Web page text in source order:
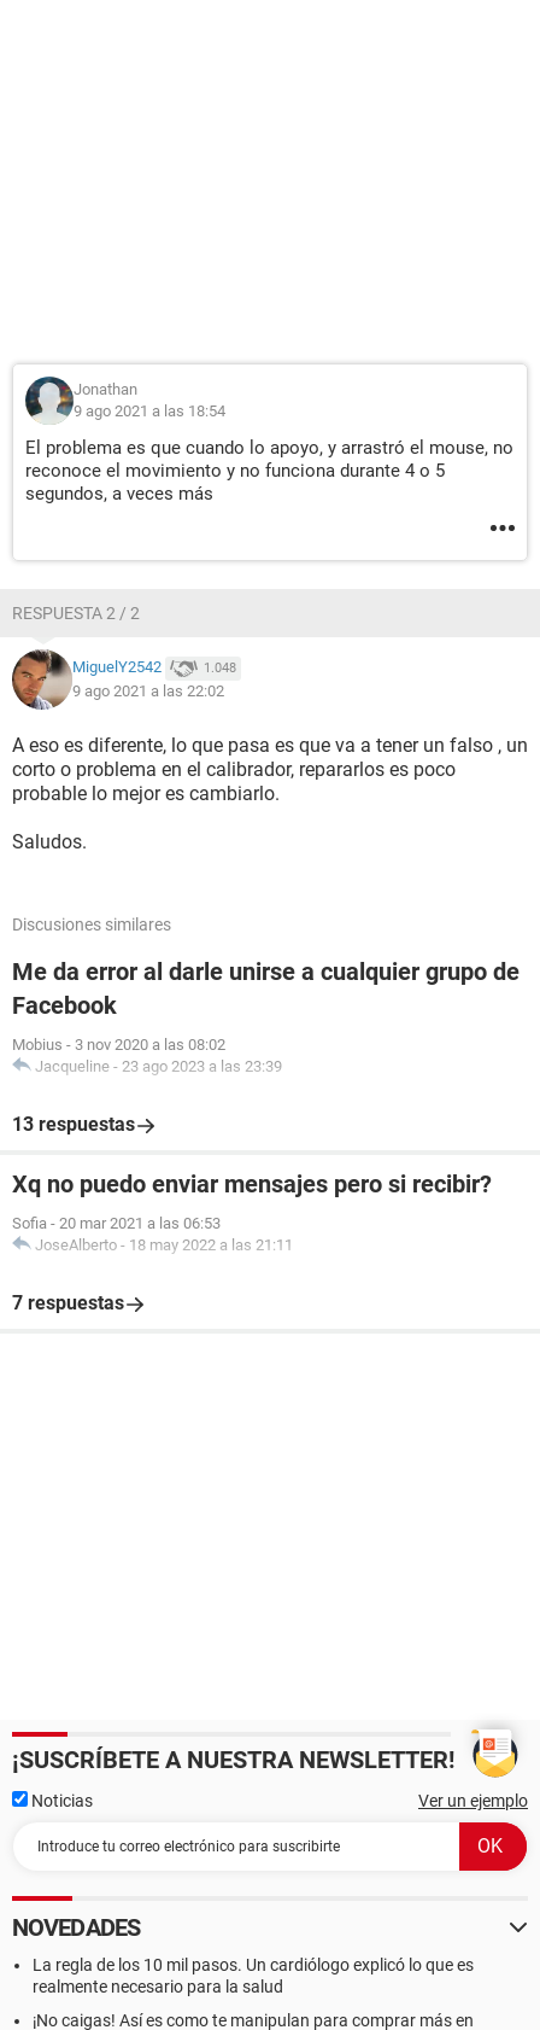
Jonathan
9 ago 2021 a las 18:54
El problema es que cuando lo apoyo, y arrastró el mouse, no
reconoce el movimiento y no funciona durante 4 o 5
segundos, a veces más
RESPUESTA 2 / 2
MiguelY2542 1.048
9 ago 2021 a las 22:02
A eso es diferente, lo que pasa es que va a tener un falso , un
corto o problema en el calibrador, repararlos es poco
probable lo mejor es cambiarlo.
Saludos.
Discusiones similares
Me da error al darle unirse a cualquier grupo de
Facebook
Mobius - 3 nov 2020 a las 08:02
Jacqueline - 23 ago 2023 a las 23:39
13 respuestas
Xq no puedo enviar mensajes pero si recibir?
Sofia - 20 mar 2021 a las 06:53
JoseAlberto - 18 may 2022 a las 21:11
7 respuestas
¡SUSCRÍBETE A NUESTRA NEWSLETTER!
Noticias Ver un ejemplo
NOVEDADES
La regla de los 10 mil pasos. Un cardiólogo explicó lo que es
realmente necesario para la salud
¡No caigas! Así es como te manipulan para comprar más en